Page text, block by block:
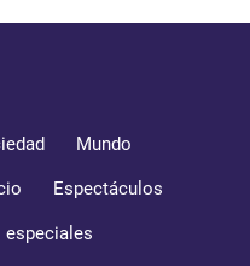
Mundo
Espectáculos
especiales